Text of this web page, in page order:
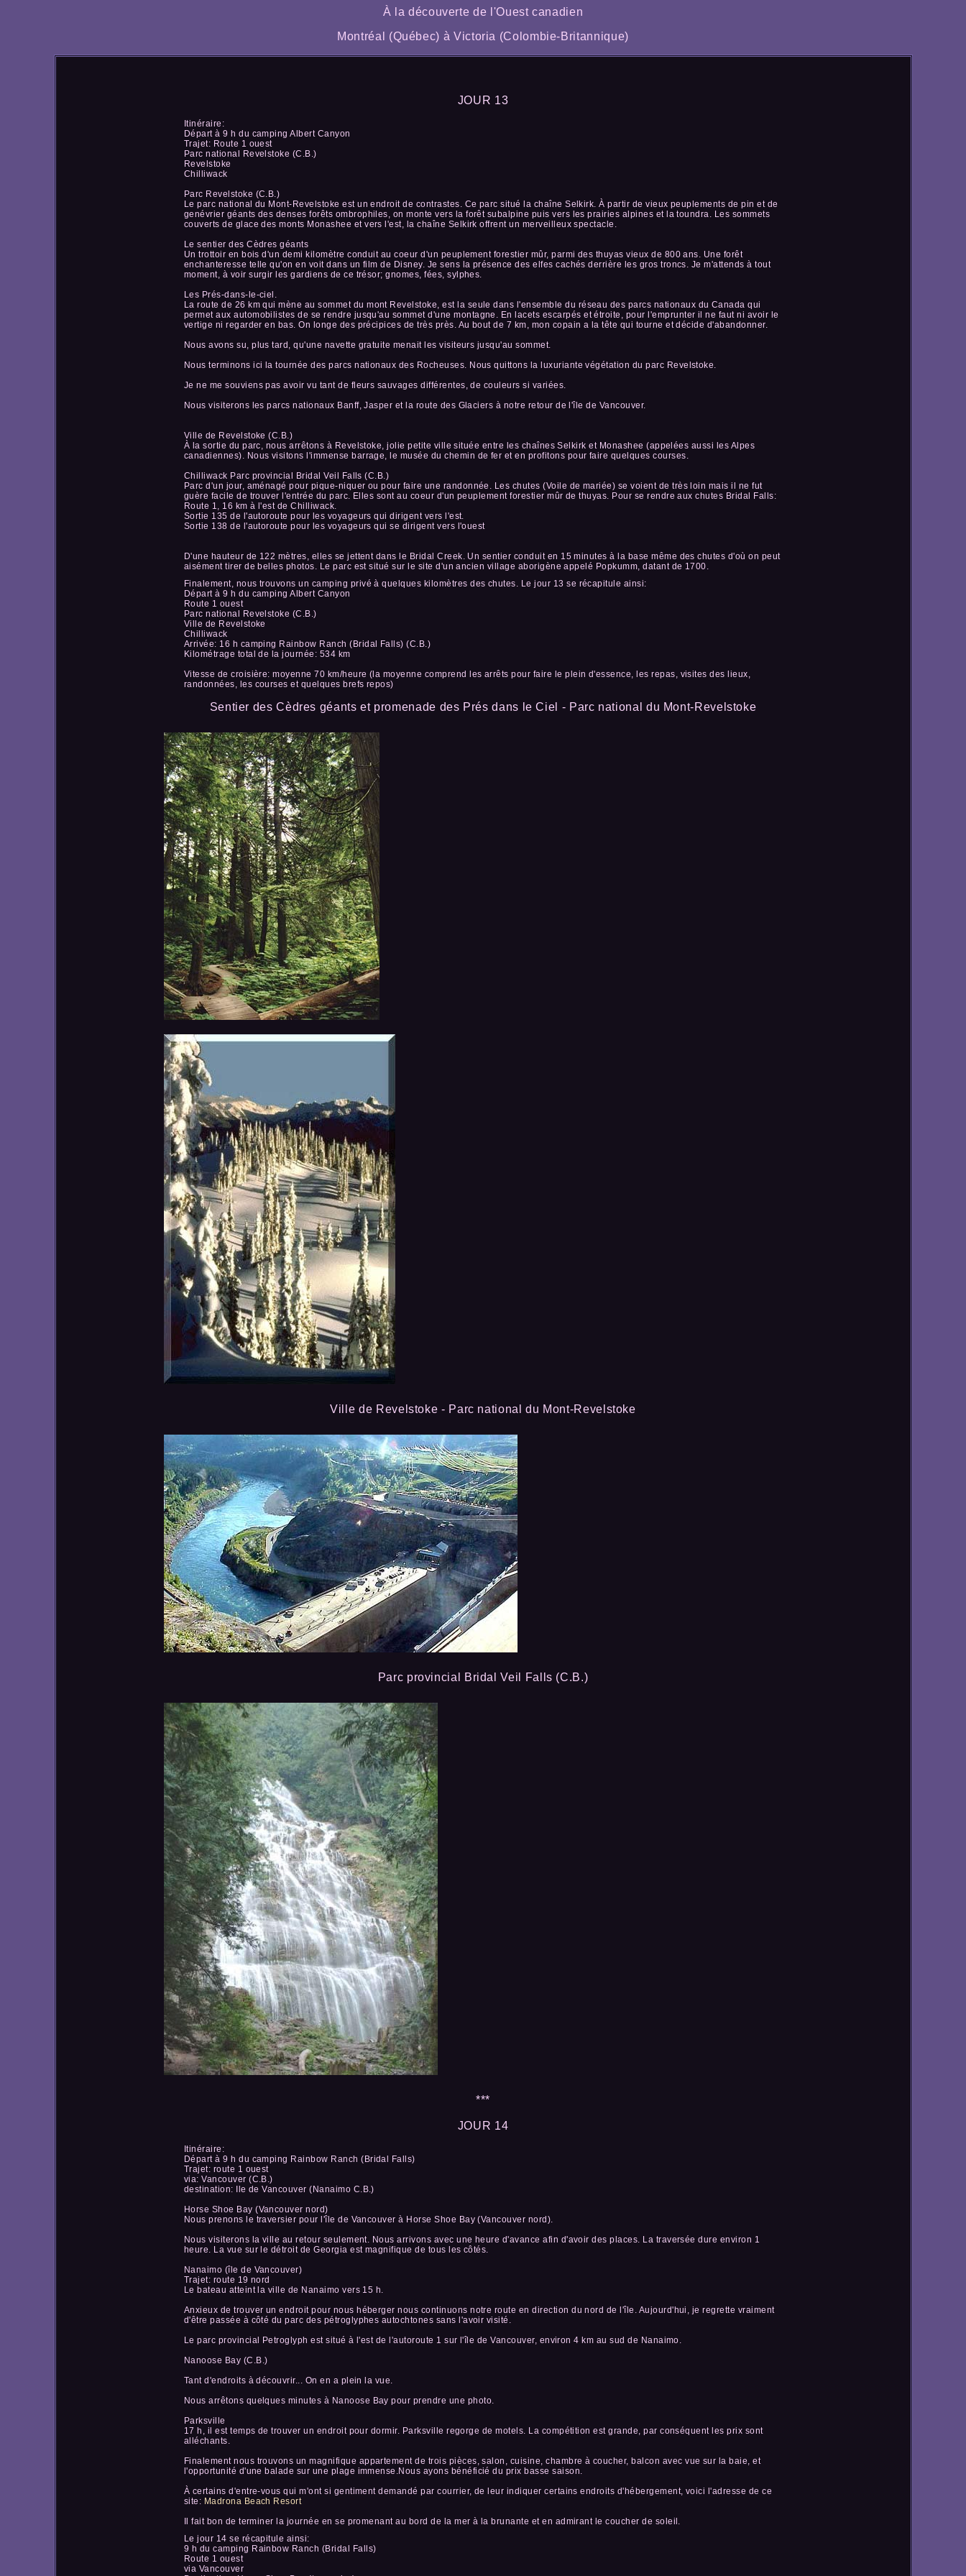
À la découverte de l'Ouest canadien
Montréal (Québec) à Victoria (Colombie-Britannique)
JOUR 13
Itinéraire:
Départ à 9 h du camping Albert Canyon
Trajet: Route 1 ouest
Parc national Revelstoke (C.B.)
Revelstoke
Chilliwack
Parc Revelstoke (C.B.)
Le parc national du Mont-Revelstoke est un endroit de contrastes. Ce parc situé la chaîne Selkirk. À partir de vieux peuplements de pin et de
genévrier géants des denses forêts ombrophiles, on monte vers la forêt subalpine puis vers les prairies alpines et la toundra. Les sommets
couverts de glace des monts Monashee et vers l'est, la chaîne Selkirk offrent un merveilleux spectacle.
Le sentier des Cèdres géants
Un trottoir en bois d'un demi kilomètre conduit au coeur d'un peuplement forestier mûr, parmi des thuyas vieux de 800 ans. Une forêt
enchanteresse telle qu'on en voit dans un film de Disney. Je sens la présence des elfes cachés derrière les gros troncs. Je m'attends à tout
moment, à voir surgir les gardiens de ce trésor; gnomes, fées, sylphes.
Les Prés-dans-le-ciel.
La route de 26 km qui mène au sommet du mont Revelstoke, est la seule dans l'ensemble du réseau des parcs nationaux du Canada qui
permet aux automobilistes de se rendre jusqu'au sommet d'une montagne. En lacets escarpés et étroite, pour l'emprunter il ne faut ni avoir le
vertige ni regarder en bas. On longe des précipices de très près. Au bout de 7 km, mon copain a la tête qui tourne et décide d'abandonner.
Nous avons su, plus tard, qu'une navette gratuite menait les visiteurs jusqu'au sommet.
Nous terminons ici la tournée des parcs nationaux des Rocheuses. Nous quittons la luxuriante végétation du parc Revelstoke.
Je ne me souviens pas avoir vu tant de fleurs sauvages différentes, de couleurs si variées.
Nous visiterons les parcs nationaux Banff, Jasper et la route des Glaciers à notre retour de l'île de Vancouver.
Ville de Revelstoke (C.B.)
À la sortie du parc, nous arrêtons à Revelstoke, jolie petite ville située entre les chaînes Selkirk et Monashee (appelées aussi les Alpes
canadiennes). Nous visitons l'immense barrage, le musée du chemin de fer et en profitons pour faire quelques courses.
Chilliwack Parc provincial Bridal Veil Falls (C.B.)
Parc d'un jour, aménagé pour pique-niquer ou pour faire une randonnée. Les chutes (Voile de mariée) se voient de très loin mais il ne fut
guère facile de trouver l'entrée du parc. Elles sont au coeur d'un peuplement forestier mûr de thuyas. Pour se rendre aux chutes Bridal Falls:
Route 1, 16 km à l'est de Chilliwack.
Sortie 135 de l'autoroute pour les voyageurs qui dirigent vers l'est.
Sortie 138 de l'autoroute pour les voyageurs qui se dirigent vers l'ouest
D'une hauteur de 122 mètres, elles se jettent dans le Bridal Creek. Un sentier conduit en 15 minutes à la base même des chutes d'où on peut
aisément tirer de belles photos. Le parc est situé sur le site d'un ancien village aborigène appelé Popkumm, datant de 1700.
Finalement, nous trouvons un camping privé à quelques kilomètres des chutes. Le jour 13 se récapitule ainsi:
Départ à 9 h du camping Albert Canyon
Route 1 ouest
Parc national Revelstoke (C.B.)
Ville de Revelstoke
Chilliwack
Arrivée: 16 h camping Rainbow Ranch (Bridal Falls) (C.B.)
Kilométrage total de la journée: 534 km
Vitesse de croisière: moyenne 70 km/heure (la moyenne comprend les arrêts pour faire le plein d'essence, les repas, visites des lieux,
randonnées, les courses et quelques brefs repos)
Sentier des Cèdres géants et promenade des Prés dans le Ciel - Parc national du Mont-Revelstoke
Ville de Revelstoke - Parc national du Mont-Revelstoke
Parc provincial Bridal Veil Falls (C.B.)
***
JOUR 14
Itinéraire:
Départ à 9 h du camping Rainbow Ranch (Bridal Falls)
Trajet: route 1 ouest
via: Vancouver (C.B.)
destination: Ile de Vancouver (Nanaimo C.B.)
Horse Shoe Bay (Vancouver nord)
Nous prenons le traversier pour l'île de Vancouver à Horse Shoe Bay (Vancouver nord).
Nous visiterons la ville au retour seulement. Nous arrivons avec une heure d'avance afin d'avoir des places. La traversée dure environ 1
heure. La vue sur le détroit de Georgia est magnifique de tous les côtés.
Nanaimo (île de Vancouver)
Trajet: route 19 nord
Le bateau atteint la ville de Nanaimo vers 15 h.
Anxieux de trouver un endroit pour nous héberger nous continuons notre route en direction du nord de l'île. Aujourd'hui, je regrette vraiment
d'être passée à côté du parc des pétroglyphes autochtones sans l'avoir visité.
Le parc provincial Petroglyph est situé à l'est de l'autoroute 1 sur l'île de Vancouver, environ 4 km au sud de Nanaimo.
Nanoose Bay (C.B.)
Tant d'endroits à découvrir... On en a plein la vue.
Nous arrêtons quelques minutes à Nanoose Bay pour prendre une photo.
Parksville
17 h, il est temps de trouver un endroit pour dormir. Parksville regorge de motels. La compétition est grande, par conséquent les prix sont
alléchants.
Finalement nous trouvons un magnifique appartement de trois pièces, salon, cuisine, chambre à coucher, balcon avec vue sur la baie, et
l'opportunité d'une balade sur une plage immense.Nous ayons bénéficié du prix basse saison.
À certains d'entre-vous qui m'ont si gentiment demandé par courrier, de leur indiquer certains endroits d'hébergement, voici l'adresse de ce
site: Madrona Beach Resort
Il fait bon de terminer la journée en se promenant au bord de la mer à la brunante et en admirant le coucher de soleil.
Le jour 14 se récapitule ainsi:
9 h du camping Rainbow Ranch (Bridal Falls)
Route 1 ouest
via Vancouver